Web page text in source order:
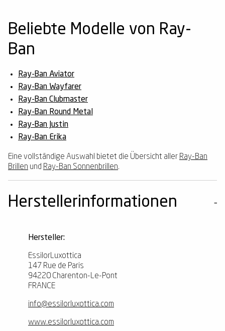
Beliebte Modelle von Ray-
Ban
Ray-Ban Aviator
Ray-Ban Wayfarer
Ray-Ban Clubmaster
Ray-Ban Round Metal
Ray-Ban Justin
Ray-Ban Erika
Eine vollständige Auswahl bietet die Übersicht aller Ray-Ban
Brillen und Ray-Ban Sonnenbrillen.
Herstellerinformationen
Hersteller:
EssilorLuxottica
147 Rue de Paris
94220 Charenton-Le-Pont
FRANCE
info@essilorluxottica.com
www.essilorluxottica.com